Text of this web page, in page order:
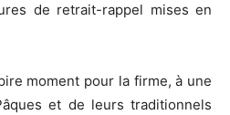
de retrait-rappel mises en
moment pour la firme, à une
et de leurs traditionnels